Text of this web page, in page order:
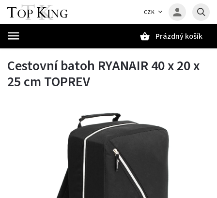
CZK
Prázdný košík
Cestovní batoh RYANAIR 40 x 20 x
25 cm TOPREV